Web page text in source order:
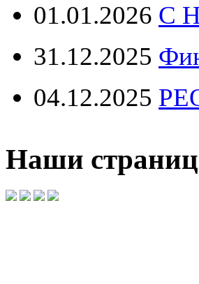
01.01.2026 С
31.12.2025
04.12.2025
Наши